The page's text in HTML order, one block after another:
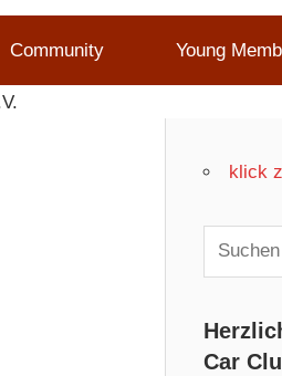
Community Young
klick
Suchen
nach:
Car